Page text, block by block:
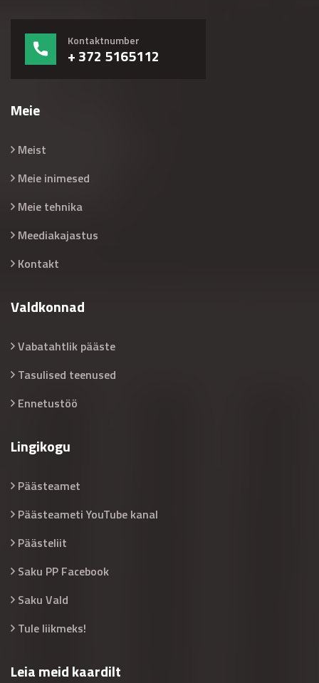
Kontaktnumber
+ 372 5165112
Meie
Meist
Meie inimesed
Meie tehnika
Meediakajastus
Kontakt
Valdkonnad
Vabatahtlik pääste
Tasulised teenused
Ennetustöö
Lingikogu
Päästeamet
Päästeameti YouTube kanal
Päästeliit
Saku PP Facebook
Saku Vald
Tule liikmeks!
Leia meid kaardilt